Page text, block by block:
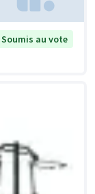
Soumis au vote